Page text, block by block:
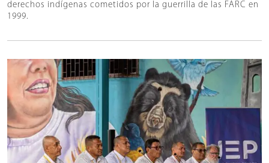
derechos indígenas cometidos por la guerrilla de las FARC en
1999.